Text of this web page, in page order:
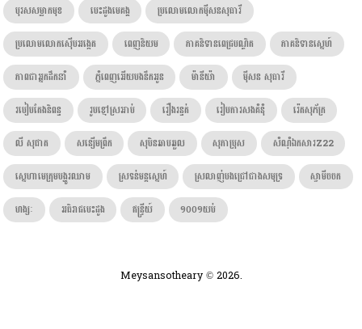
បុរសសម្លាកមុខ
បេះដូងមេគង្គ
ប្រលោមលោកម៉ីសនសុធារី
ប្រលោមលោកស៊ើបអង្កេត
ពេញនិយម ភាគនិទានពេជ្របណ្ឌិត
ភាគនិទានស្នេហ៍
ភាពជាអ្នកដឹកនាំ
ភ្នំពេញអើយបងនឹកអូន ម៉ានីយ៉ា
ម៉ីសន សុធារី
របៀបតែងនិពន្ធ
រូបខ្មៅស្រអាប់ រឿងរន្ធត់ រៀបការសងគំនុំ
រ៉េតសុភ័ក្រ
លី សុផាត
សន្សើមព្រឹក សុបិនឆាបឆួល សុភាប្រុស
សំណុំឯកសារZ22
ស្នេហាមេក្រុមបង្ហូរឈាម
ស្រទន់មន្តស្នេហ៍ ស្រលាញ់បងជ្រៅជាងសមុទ្រ
ស្វាមីចចក
ហង្សៈ​
អធិរាជបេះដូង ឥន្រ្ទីយ៍ ១០០១យប់
Meysansotheary © 2026.